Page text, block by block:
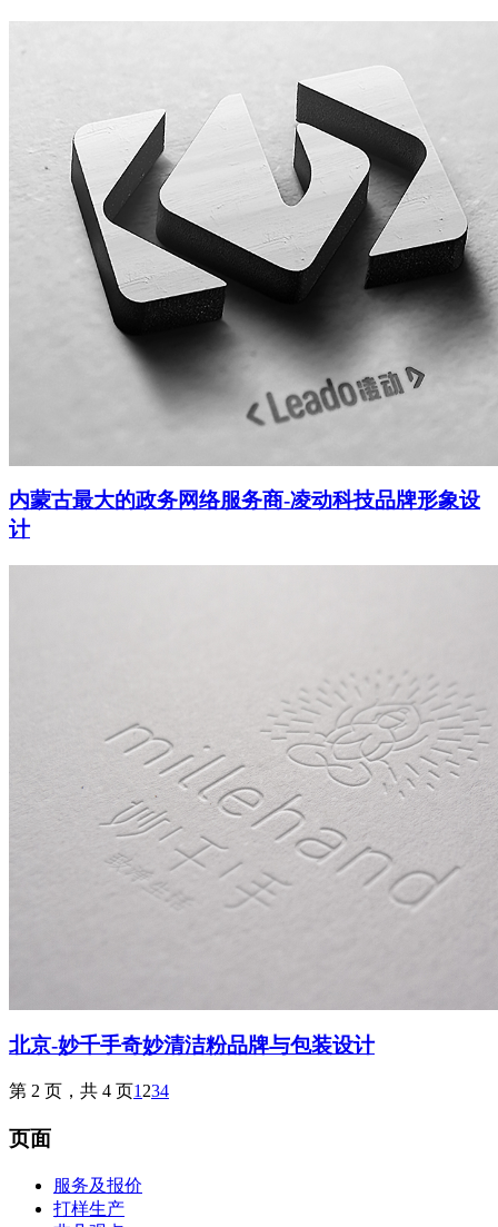
内蒙古最大的政务网络服务商-凌动科技品牌形象设
计
北京-妙千手奇妙清洁粉品牌与包装设计
第 2 页，共 4 页1 234
页面
服务及报价
打样生产